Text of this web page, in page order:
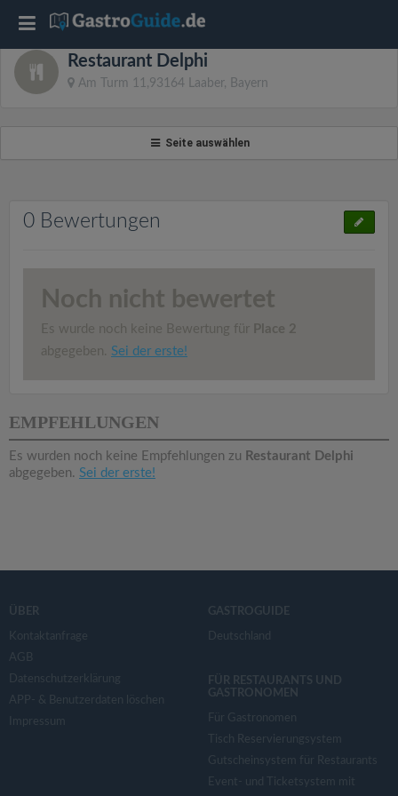
Restaurant Delphi
Am Turm 11,93164 Laaber, Bayern
Seite auswählen
0 Bewertungen
Noch nicht bewertet
Es wurde noch keine Bewertung für Place 2
abgegeben. Sei der erste!
EMPFEHLUNGEN
Es wurden noch keine Empfehlungen zu Restaurant Delphi
abgegeben. Sei der erste!
ÜBER
Kontaktanfrage
AGB
Datenschutzerklärung
APP- & Benutzerdaten löschen
Impressum
GASTROGUIDE
Deutschland
FÜR RESTAURANTS UND
GASTRONOMEN
Für Gastronomen
Tisch Reservierungsystem
Gutscheinsystem für Restaurants
Event- und Ticketsystem mit
T
o
i
o
n